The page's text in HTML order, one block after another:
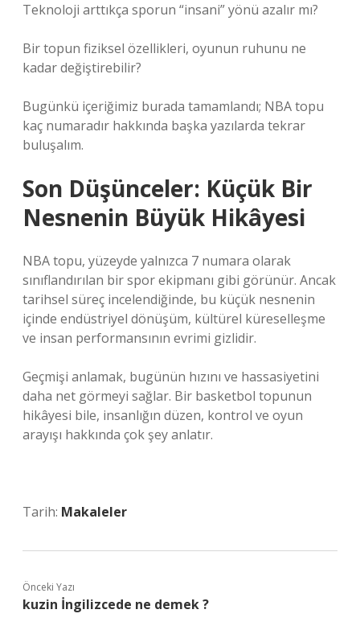
Teknoloji arttıkça sporun “insani” yönü azalır mı?
Bir topun fiziksel özellikleri, oyunun ruhunu ne
kadar değiştirebilir?
Bugünkü içeriğimiz burada tamamlandı; NBA topu
kaç numaradır hakkında başka yazılarda tekrar
buluşalım.
Son Düşünceler: Küçük Bir
Nesnenin Büyük Hikâyesi
NBA topu, yüzeyde yalnızca 7 numara olarak
sınıflandırılan bir spor ekipmanı gibi görünür. Ancak
tarihsel süreç incelendiğinde, bu küçük nesnenin
içinde endüstriyel dönüşüm, kültürel küreselleşme
ve insan performansının evrimi gizlidir.
Geçmişi anlamak, bugünün hızını ve hassasiyetini
daha net görmeyi sağlar. Bir basketbol topunun
hikâyesi bile, insanlığın düzen, kontrol ve oyun
arayışı hakkında çok şey anlatır.
Tarih: Makaleler
Önceki Yazı
kuzin İngilizcede ne demek ?